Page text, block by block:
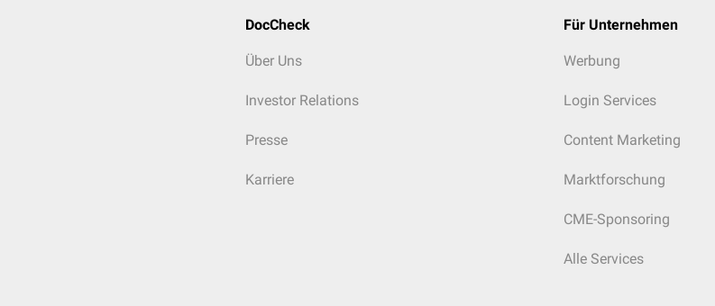
DocCheck
Über Uns
Investor Relations
Presse
Karriere
Für Unternehmen
Werbung
Login Services
Content Marketing
Marktforschung
CME-Sponsoring
Alle Services